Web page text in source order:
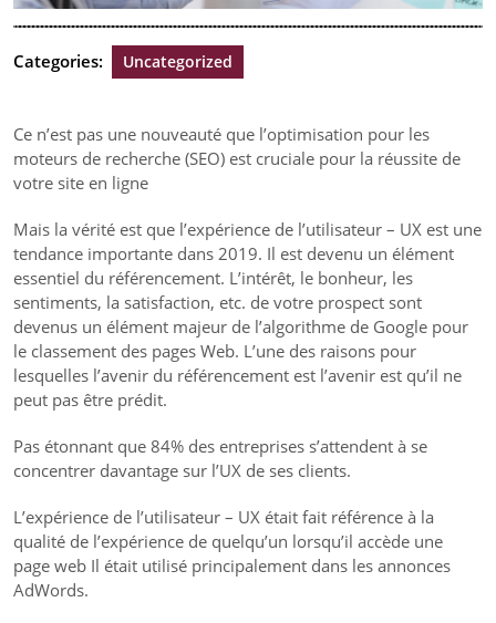
Categories: Uncategorized
Ce n’est pas une nouveauté que l’optimisation pour les
moteurs de recherche (SEO) est cruciale pour la réussite de
votre site en ligne
Mais la vérité est que l’expérience de l’utilisateur – UX est une
tendance importante dans 2019. Il est devenu un élément
essentiel du référencement. L’intérêt, le bonheur, les
sentiments, la satisfaction, etc. de votre prospect sont
devenus un élément majeur de l’algorithme de Google pour
le classement des pages Web. L’une des raisons pour
lesquelles l’avenir du référencement est l’avenir est qu’il ne
peut pas être prédit.
Pas étonnant que 84% des entreprises s’attendent à se
concentrer davantage sur l’UX de ses clients.
L’expérience de l’utilisateur – UX était fait référence à la
qualité de l’expérience de quelqu’un lorsqu’il accède une
page web Il était utilisé principalement dans les annonces
AdWords.